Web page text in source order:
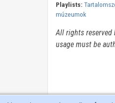
Playlists:
múzeumok
All rights reserved
usage must be